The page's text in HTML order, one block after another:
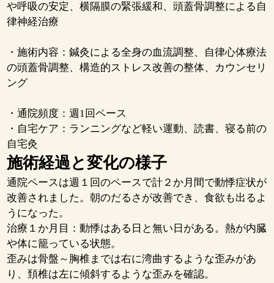
や呼吸の安定、横隔膜の緊張緩和、頭蓋骨調整による自
律神経治療
・施術内容：鍼灸による全身の血流調整、自律心体療法
の頭蓋骨調整、構造的ストレス改善の整体、カウンセリ
ング
・通院頻度：週1回ペース
・自宅ケア：ランニングなど軽い運動、読書、寝る前の
自宅灸
施術経過と変化の様子
通院ペースは週１回のペースで計２か月間で動悸症状が
改善されました。朝のだるさが改善でき、食欲も出るよ
うになった。
治療１か月目：動悸はある日と無い日がある。熱が内臓
や体に籠っている状態。
歪みは骨盤～胸椎までは右に湾曲するような歪みがあ
り、頚椎は左に傾斜するような歪みを確認。